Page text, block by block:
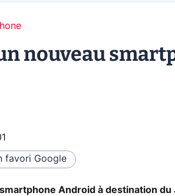
nouveau
favori Google
Android à destination du